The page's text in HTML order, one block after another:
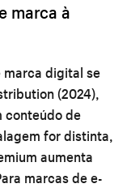
marca à
marca digital se
(2024),
conteúdo de
for distinta,
aumenta
marcas de e-